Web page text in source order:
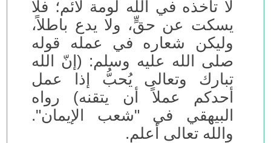
لا تأخذه في الله لومة لائم؛ فلا
يسكت عن حقٍّ، ولا يدع باطلاً،
وليكن شعاره في عمله قوله
صلى الله عليه وسلم: (إنّ الله
تبارك وتعالى يُحبُّ إذا عمل
أحدكم عملاً أن يتقنه) رواه
البيهقي في "شعب الإيمان".
والله تعالى أعلم.